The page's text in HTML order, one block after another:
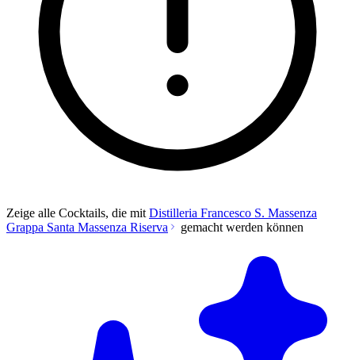
Zeige alle Cocktails, die mit Distilleria Francesco S. Massenza
Grappa Santa Massenza Riserva
gemacht werden können